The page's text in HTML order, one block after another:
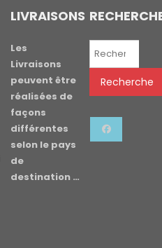
LIVRAISONS
Les
Livraisons
peuvent être
réalisées de
façons
différentes
selon le pays
de
destination …
Recherche
Recherche